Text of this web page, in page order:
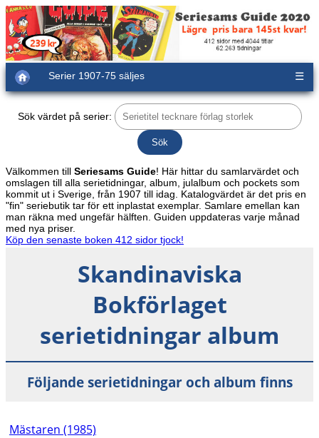
Serier 1907-75 säljes ☰
Sök värdet på serier:
Välkommen till Seriesams Guide! Här hittar du samlarvärdet och
omslagen till alla serietidningar, album, julalbum och pockets som
kommit ut i Sverige, från 1907 till idag. Katalogvärdet är det pris en
"fin" seriebutik tar för ett inplastat exemplar. Samlare emellan kan
man räkna med ungefär hälften. Guiden uppdateras varje månad
med nya priser.
Köp den senaste boken 412 sidor tjock!
Skandinaviska
Bokförlaget
serietidningar album
Följande serietidningar och album finns
Mästaren (1985)